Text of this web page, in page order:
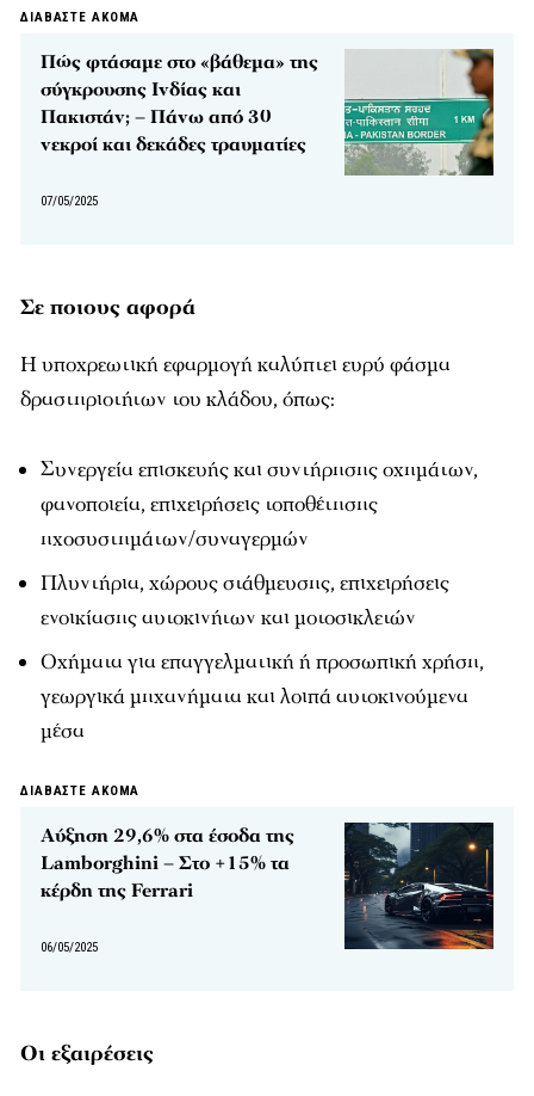
ΔΙΑΒΑΣΤΕ ΑΚΟΜΑ
Πώς φτάσαμε στο «βάθεμα» της
σύγκρουσης Ινδίας και
Πακιστάν; – Πάνω από 30
νεκροί και δεκάδες τραυματίες
07/05/2025
Σε ποιους αφορά
Η υποχρεωτική εφαρμογή καλύπτει ευρύ φάσμα
δραστηριοτήτων του κλάδου, όπως:
Συνεργεία επισκευής και συντήρησης οχημάτων,
φανοποιεία, επιχειρήσεις τοποθέτησης
ηχοσυστημάτων/συναγερμών
Πλυντήρια, χώρους στάθμευσης, επιχειρήσεις
ενοικίασης αυτοκινήτων και μοτοσικλετών
Οχήματα για επαγγελματική ή προσωπική χρήση,
γεωργικά μηχανήματα και λοιπά αυτοκινούμενα
μέσα
ΔΙΑΒΑΣΤΕ ΑΚΟΜΑ
Αύξηση 29,6% στα έσοδα της
Lamborghini – Στο +15% τα
κέρδη της Ferrari
06/05/2025
Οι εξαιρέσεις